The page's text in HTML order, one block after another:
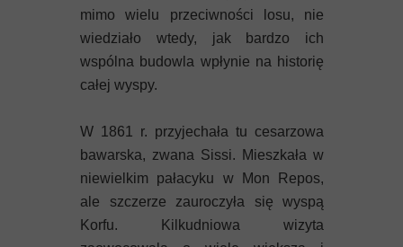
mimo wielu przeciwności losu, nie
wiedziało wtedy, jak bardzo ich
wspólna budowla wpłynie na historię
całej wyspy.
W 1861 r. przyjechała tu cesarzowa
bawarska, zwana Sissi. Mieszkała w
niewielkim pałacyku w Mon Repos,
ale szczerze zauroczyła się wyspą
Korfu. Kilkudniowa wizyta